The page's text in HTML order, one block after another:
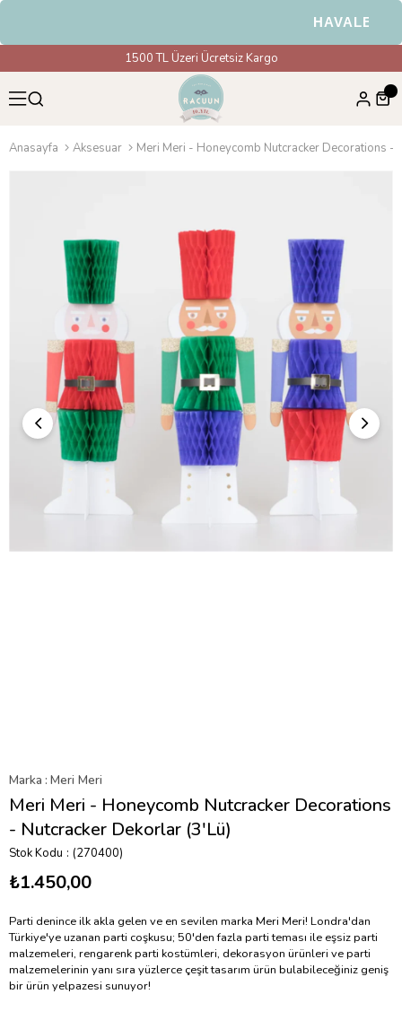
HAVALE &
1500 TL Üzeri Ücretsiz Kargo
Anasayfa Aksesuar
Marka : Meri Meri
Meri Meri - Honeycomb Nutcracker Decorations
- Nutcracker Dekorlar (3'Lü)
Stok Kodu (270400)
₺1.450,00
Parti denince ilk akla gelen ve en sevilen marka Meri Meri! Londra'dan
Türkiye'ye uzanan parti coşkusu; 50'den fazla parti teması ile eşsiz parti
malzemeleri, rengarenk parti kostümleri, dekorasyon ürünleri ve parti
malzemelerinin yanı sıra yüzlerce çeşit tasarım ürün bulabileceğiniz geniş
bir ürün yelpazesi sunuyor!